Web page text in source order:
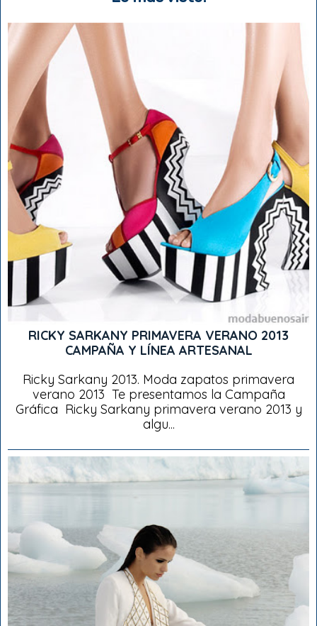
RICKY SARKANY PRIMAVERA VERANO 2013
CAMPAÑA Y LÍNEA ARTESANAL
Ricky Sarkany 2013. Moda zapatos primavera
verano 2013 Te presentamos la Campaña
Gráfica Ricky Sarkany primavera verano 2013 y
algu...